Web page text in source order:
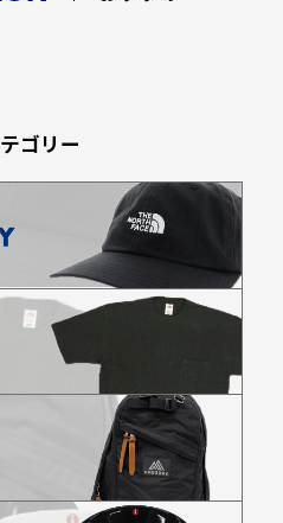
ゴリー